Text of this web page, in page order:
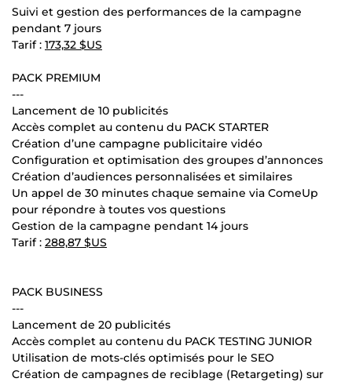
Suivi et gestion des performances de la campagne
pendant 7 jours
Tarif : 173,32 $US
PACK PREMIUM
---
Lancement de 10 publicités
Accès complet au contenu du PACK STARTER
Création d’une campagne publicitaire vidéo
Configuration et optimisation des groupes d’annonces
Création d’audiences personnalisées et similaires
Un appel de 30 minutes chaque semaine via ComeUp
pour répondre à toutes vos questions
Gestion de la campagne pendant 14 jours
Tarif : 288,87 $US
PACK BUSINESS
---
Lancement de 20 publicités
Accès complet au contenu du PACK TESTING JUNIOR
Utilisation de mots-clés optimisés pour le SEO
Création de campagnes de reciblage (Retargeting) sur